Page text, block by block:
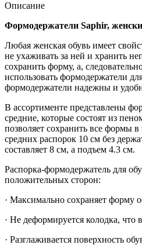
Описание
Формодержатели Saphir,
Любая женская обувь имеет
не ухаживать за ней и хранить
сохранить форму, а,
использовать формодержатели
формодержатели надежны и
В ассортименте представлены
средние, которые состоят из
позволяет сохранить все формы в
средних распорок 10 см без
составляет 8 см, а подъем 4.3 см.
Распорка-формодержатель для
положительных сторон:
· Максимально сохраняет форму
· Не деформируется колодка,
· Разглаживается поверхность